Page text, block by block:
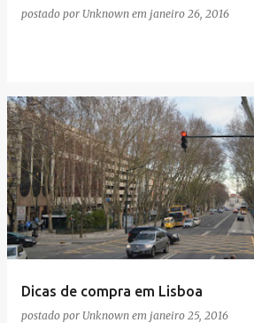
postado por Unknown em janeiro 26, 2016
Dicas de compra em Lisboa
postado por Unknown em janeiro 25, 2016